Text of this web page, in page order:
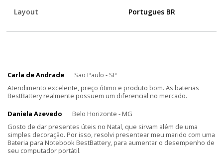
Layout Portugues BR
Carla de Andrade
São Paulo - SP
Atendimento excelente, preço ótimo e produto bom. As baterias
BestBattery realmente possuem um diferencial no mercado.
Daniela Azevedo
Belo Horizonte - MG
Gosto de dar presentes úteis no Natal, que sirvam além de uma
simples decoração. Por isso, resolvi presentear meu marido com uma
Bateria para Notebook BestBattery, para aumentar o desempenho de
seu computador portátil.